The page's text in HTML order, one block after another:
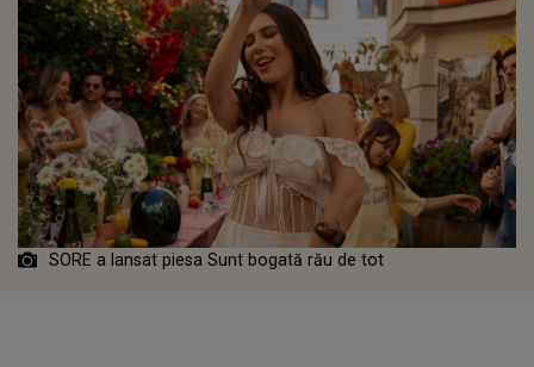
SORE a lansat piesa Sunt bogată rău de tot